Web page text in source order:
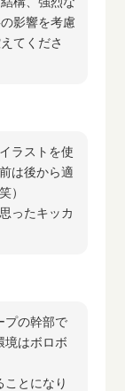
影響を考慮
てくださ
ラストを使
は後から適
）
ったキッカ
プの幹部で
境はボロボ
とになり